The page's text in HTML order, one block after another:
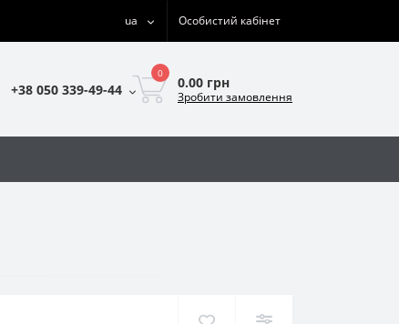
ua Особистий кабінет
+38 050 339-49-44
0
0.00 грн
Зробити замовлення